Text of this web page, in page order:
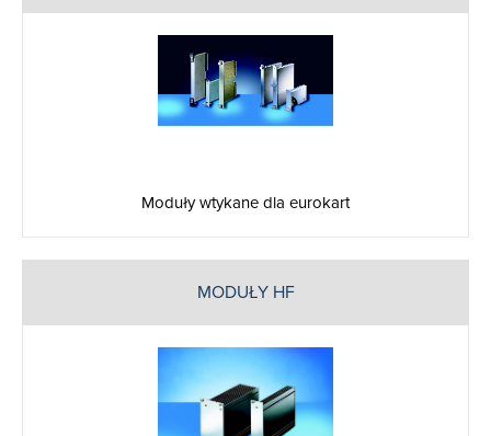
Moduły wtykane dla eurokart
MODUŁY HF